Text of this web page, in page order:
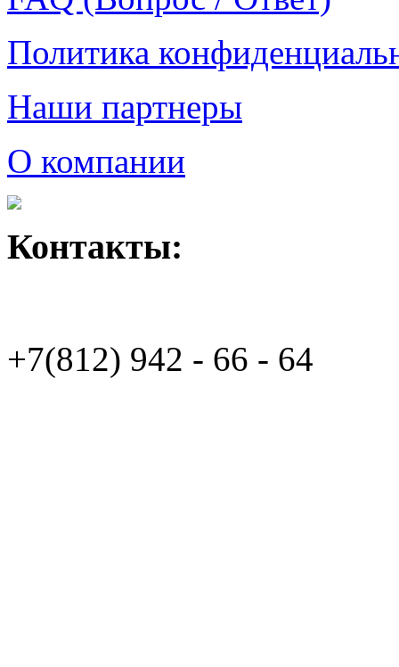
Политика
Наши партнеры
О компании
Контакты:
+7(812) 942 - 66 - 64